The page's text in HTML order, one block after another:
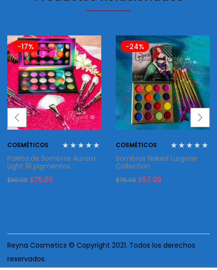
-17%
COSMÉTICOS
Paleta de Sombras Aurora
Light 18 pigmentos
$90.00 Original
$75.00
-24%
COSMÉTICOS
Sombras Naked Lurgerie
Collection
$75.00 Original
$57.00
Reyna Cosmetics © Copyright 2021. Todos los derechos
reservados.